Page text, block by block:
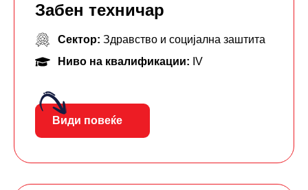
Забен техничар
Сектор: Здравство и социјална заштита
Ниво на квалификации: IV
Види повеќе